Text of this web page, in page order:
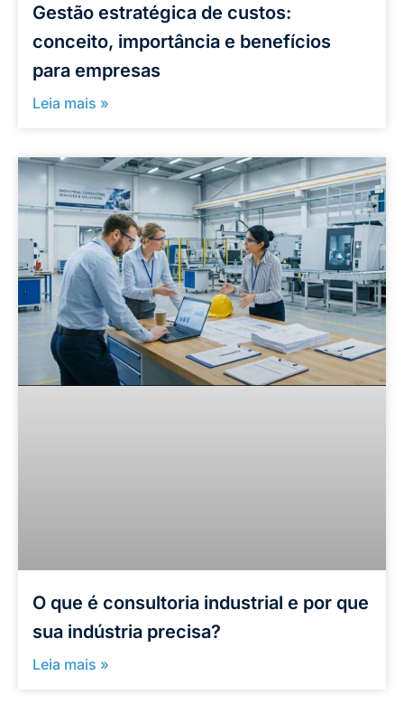
Gestão estratégica de custos:
conceito, importância e benefícios
para empresas
Leia mais »
O que é consultoria industrial e por que
sua indústria precisa?
Leia mais »